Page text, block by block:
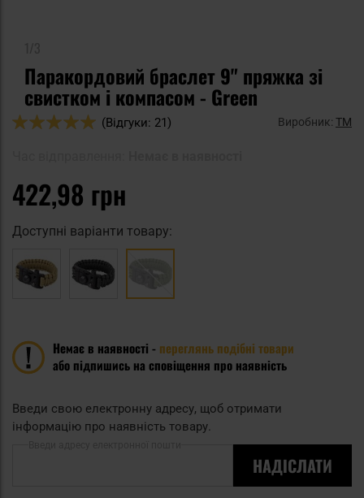
Паракордовий браслет 9" пряжка зі
свистком і компасом - Green
Оцінка:
(Відгуки: 21) Виробник: TM
422,98 грн
Доступні варіанти товару:
Немає в наявності - переглянь подібні товари
або підпишись на сповіщення про наявність
Введи свою електронну адресу, щоб отримати
інформацію про наявність товару.
НАДІСЛАТИ